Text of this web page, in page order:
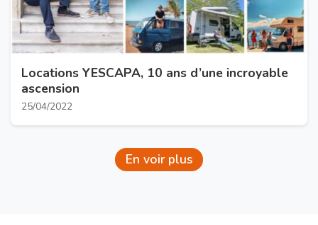
Locations YESCAPA, 10 ans d’une incroyable
ascension
25/04/2022
En voir plus